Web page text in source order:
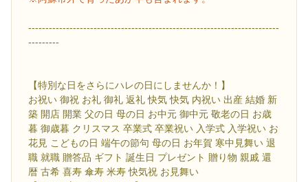
-------------------------------------------------------------------------
---------
【特別な日をさらにハレの日にしませんか！】
お祝い 御祝 お礼 御礼 返礼 快気 快気 内祝い 出産 結婚 新
築 開店 開業 父の日 母の日 お中元 御中元 敬老の日 お歳
暮 御歳暮 クリスマス 卒業式 卒業祝い 入学式 入学祝い お
花見 こどもの日 端午の節句 母の日 お年賀 寒中見舞い 退
職 就職 贈答品 ギフト 誕生日 プレゼント 贈り物 親戚 還
暦 古希 喜寿 傘寿 米寿 快気祝 お見舞い